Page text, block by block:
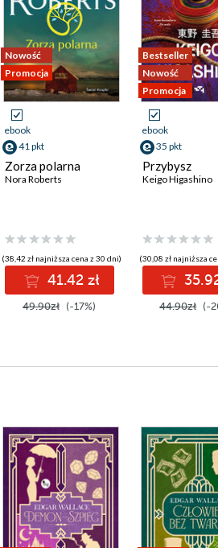
Nowość
Promocja
ebook
41 pkt
Zorza polarna
Nora Roberts
(38,42 zł najniższa cena z 30 dni)
41.42 zł
49.90zł (-17%)
Bestseller
Nowość
Promocja
ebook
35 pkt
Przybysz
Keigo Higashino
(30,08 zł najniższa
44.90zł (-